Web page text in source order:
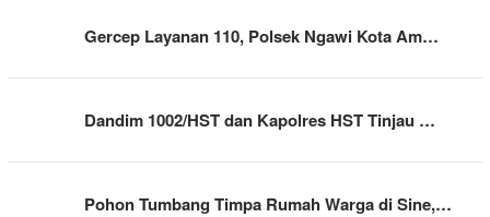
Gercep Layanan 110, Polsek Ngawi Kota Am…
Dandim 1002/HST dan Kapolres HST Tinjau …
Pohon Tumbang Timpa Rumah Warga di Sine,…